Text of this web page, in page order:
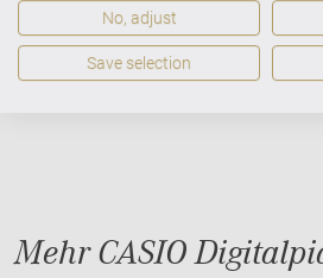
Mehr CASIO
No, adjust
Save selection